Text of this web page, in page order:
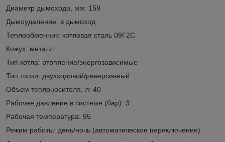
Диаметр дымохода, мм: 159
Дымоудаление: в дымоход
Теплообменник: котловая сталь 09Г2С
Кожух: металл
Тип котла: отопление/энергозависимые
Тип топки: двухходовой/реверсивный
Объем теплоносителя, л: 40
Рабочее давление в системе (бар): 3
Рабочая температура: 95
Режим работы: день/ночь (автоматическое переключение)